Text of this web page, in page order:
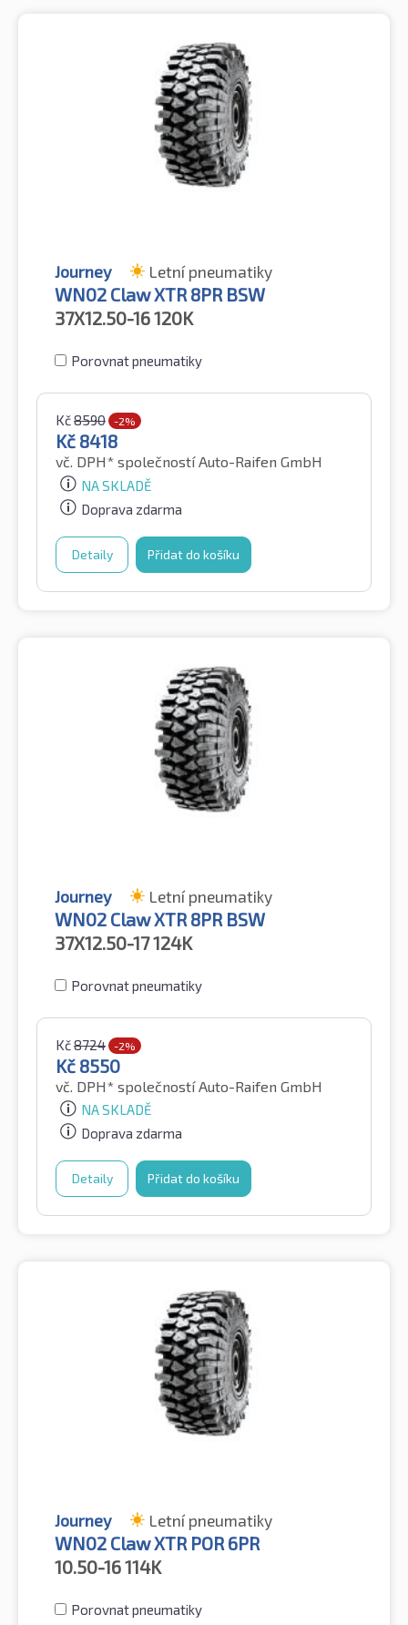
Journey Letní pneumatiky
WN02 Claw XTR 8PR BSW
37X12.50-16120K
Porovnat pneumatiky
Kč8590 -2%
Kč 8418
vč. DPH* společností Auto-Raifen GmbH
NA SKLADĚ
Doprava zdarma
Detaily Přidat do košíku
Journey Letní pneumatiky
WN02 Claw XTR 8PR BSW
37X12.50-17124K
Porovnat pneumatiky
Kč8724 -2%
Kč 8550
vč. DPH* společností Auto-Raifen GmbH
NA SKLADĚ
Doprava zdarma
Detaily Přidat do košíku
Journey Letní pneumatiky
WN02 Claw XTR POR 6PR
10.50-16114K
Porovnat pneumatiky